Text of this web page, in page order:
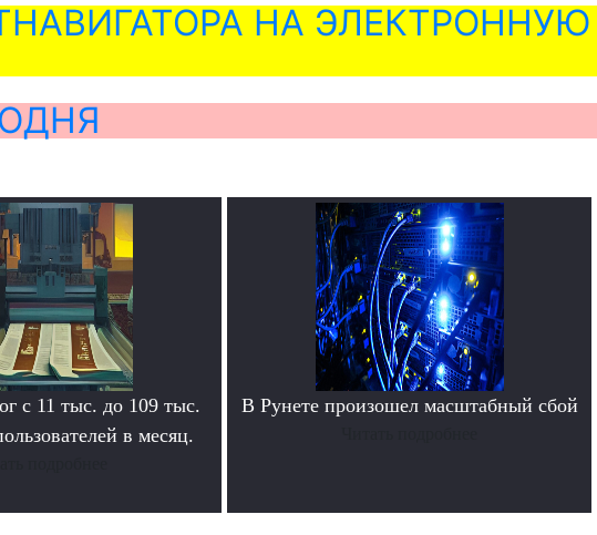
НА ЭЛЕКТРОННУЮ
с 11 тыс. до 109 тыс.
в месяц.
В Рунете произошел масштабный сбой